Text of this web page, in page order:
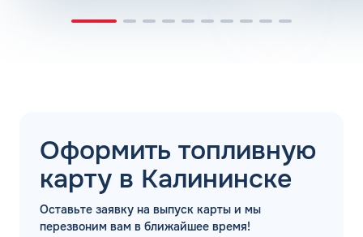
Оформить топливную
карту в Калининске
Оставьте заявку на выпуск карты и мы
перезвоним вам в ближайшее время!